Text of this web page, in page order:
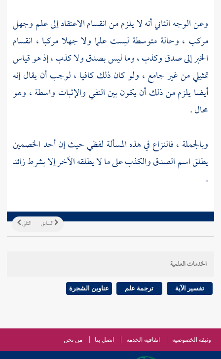
وعن الوجه الثاني أنه لا يلزم من انقسام الاعتقاد إلى علم وجهل
مركب ، وحالة متوسطة ليست علما ولا جهلا مركبا ، انقسام
الخبر إلى صدق وكذب ، وما ليس بصدق ولا كذب ، إذ هو قياس
تمثيلي من غير جامع ، ولو كان ذلك كافيا ، لوجب أن يقال إنه
أيضا يلزم من ذلك أن يكون بين النفي والإثبات واسطة ، وهو
محال .
وبالجملة ، فالنزاع في هذه المسألة لفظي حيث إن أحد الخصمين
يطلق اسم الصدق والكذب على ما لا يطلقه الآخر إلا بشرط زائد
.
التالي السابق
الخدمات العلمية
تفسير الآية ترجمة علم عناوين الشجرة
وثيقة الخصوصية اتفاقية الخدمة اتصل بنا من نحن